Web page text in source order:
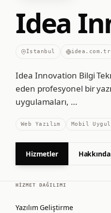
Idea
İstanbul idea.com.tr
Idea Innovation Bilgi
eden profesyonel bir
uygulamaları, …
Web Yazılım Mobil
Hizmetler Hakkında
HIZMET DAĞILIMI
Yazılım Geliştirme